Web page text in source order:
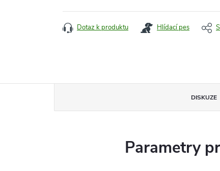
Dotaz k produktu Hlídací pes
DISKUZE
Parametry